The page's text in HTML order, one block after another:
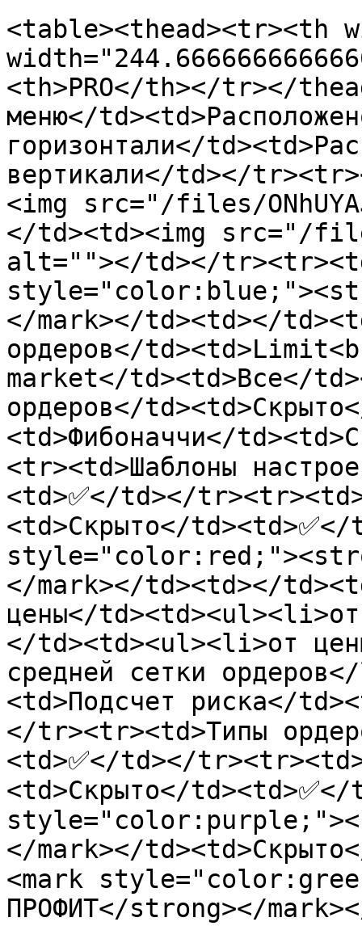
<table><thead><tr><th
<th>PRO</th></tr></
меню</
горизонтали</
вертикали</td></
<img src="/files/
</td><td><img src="/
alt=""></td></
</mark></td><td></
ордеров</
market</td><td>Все</
ордеров</
<td>Фибоначчи</
<tr><td>Шаблоны
<td>✅</td></
<td>Скрыто</
</mark></td><td></
цены</
</td><td><ul><li>от
средней сетки
<td>Подсчет риска</
</tr><tr><td>Типы
<td>✅</td></
<td>Скрыто</
</mark></
<mark
ПРОФИТ</strong></